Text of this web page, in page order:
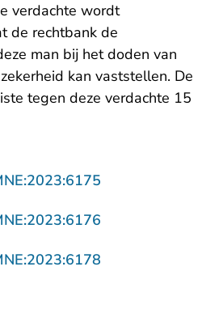
verdachte wordt
de rechtbank de
man bij het doden van
kan vaststellen. De
tegen deze verdachte 15